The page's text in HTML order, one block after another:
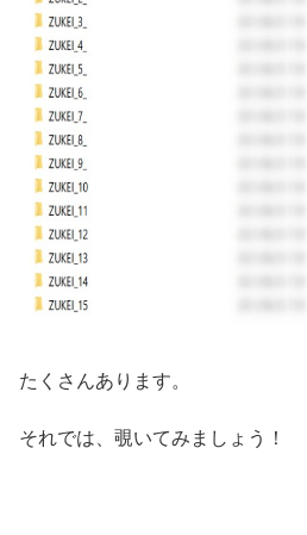
たくさんあります。
それでは、覗いてみましょう！